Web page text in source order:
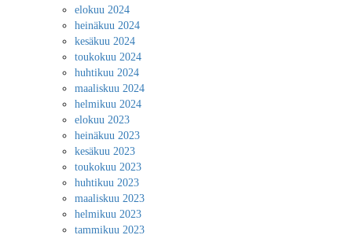
elokuu 2024
heinäkuu 2024
kesäkuu 2024
toukokuu 2024
huhtikuu 2024
maaliskuu 2024
helmikuu 2024
elokuu 2023
heinäkuu 2023
kesäkuu 2023
toukokuu 2023
huhtikuu 2023
maaliskuu 2023
helmikuu 2023
tammikuu 2023